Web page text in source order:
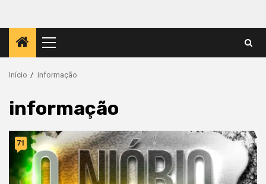
Menu
principal
Início informação
informação
71